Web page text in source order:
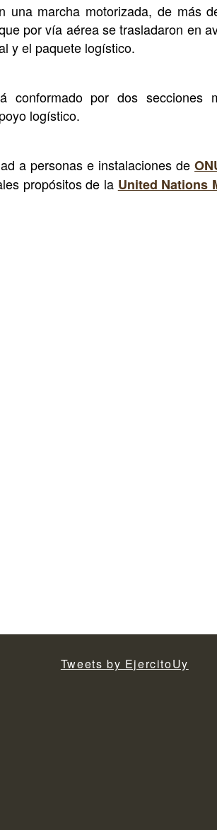
una marcha motorizada, de más
por vía aérea se trasladaron en
y el paquete logístico.
conformado por dos secciones
logístico.
a personas e instalaciones de
propósitos de la United Nations
Tweets by EjercitoUy